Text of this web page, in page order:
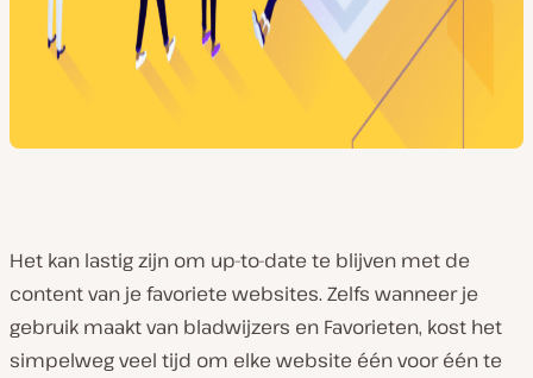
Het kan lastig zijn om up-to-date te blijven met de
content van je favoriete websites. Zelfs wanneer je
gebruik maakt van bladwijzers en Favorieten, kost het
simpelweg veel tijd om elke website één voor één te